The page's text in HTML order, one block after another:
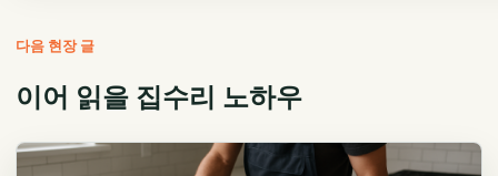
다음 현장 글
이어 읽을 집수리 노하우